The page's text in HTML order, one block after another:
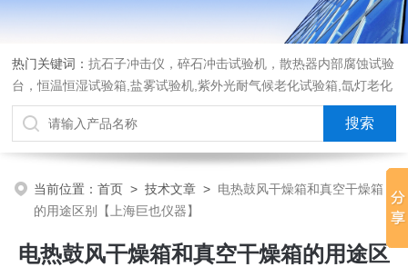
热门关键词：抗石子冲击仪，碎石冲击试验机，散热器内部腐蚀试验
台，恒温恒湿试验箱,盐雾试验机,紫外光耐气候老化试验箱,氙灯老化
试验箱，沙尘试验箱，淋雨试验箱，汽车内饰材料燃烧试验机
当前位置：首页 >技术文章 > 电热鼓风干燥箱和真空干燥箱
的用途区别【上海巨也仪器】
电热鼓风干燥箱和真空干燥箱的用途区